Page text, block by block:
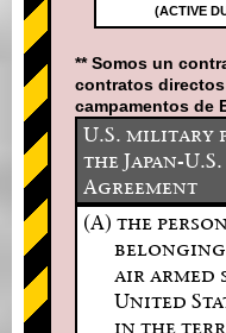
(ACTIVE
** Somos un
contratos
campamentos de
U.S. military
the Japan-
Agreement
(A) the
air armed
United
in the